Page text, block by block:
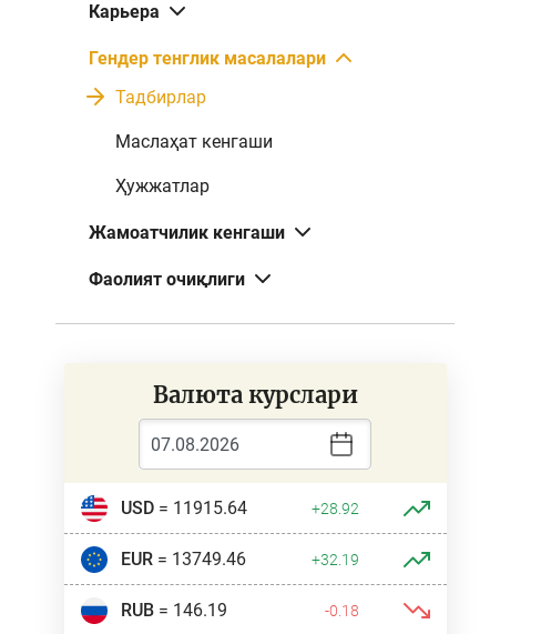
Карьера
Гендер тенглик масалалари
Тадбирлар
Маслаҳат кенгаши
Ҳужжатлар
Жамоатчилик кенгаши
Фаолият очиқлиги
Валюта курслари
USD= 11915.64 +28.92
EUR= 13749.46 +32.19
RUB= 146.19 -0.18